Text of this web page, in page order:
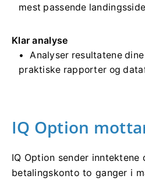
mest passende
Klar analyse
Analyser resultatene
praktiske rapporter og
IQ Option
IQ Option sender
betalingskonto to ganger i